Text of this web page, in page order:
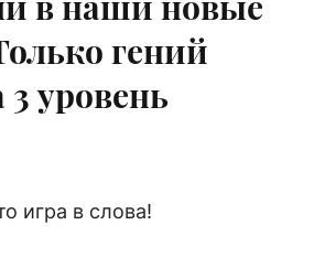
гений
уровень
игра в слова!